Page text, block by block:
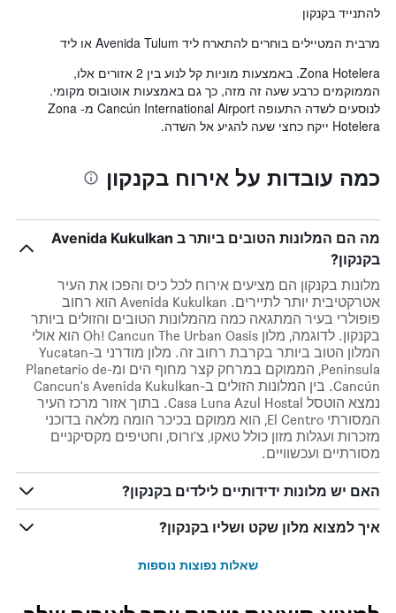
להתנייד בקנקון
מרבית המטיילים בוחרים להתארח ליד Avenida Tulum או ליד
Zona Hotelera. באמצעות מוניות קל לנוע בין 2 אזורים אלו,
הממוקמים כרבע שעה זה מזה, כך גם באמצעות אוטובוס מקומי.
לנוסעים לשדה התעופה Cancún International Airport מ- Zona
Hotelera ייקח כחצי שעה להגיע אל השדה.
כמה עובדות על אירוח בקנקון
מה הם המלונות הטובים ביותר ב Avenida Kukulkan
בקנקון?
מלונות בקנקון הם מציעים אירוח לכל כיס והפכו את העיר
אטרקטיבית יותר לתיירים. Avenida Kukulkan הוא רחוב
פופולרי בעיר המתגאה כמה מהמלונות הטובים והזולים ביותר
בקנקון. לדוגמה, מלון Oh! Cancun The Urban Oasis הוא אולי
המלון הטוב ביותר בקרבת רחוב זה. מלון מודרני ב-Yucatan
Peninsula, הממוקם במרחק קצר מחוף הים ומ-Planetario de
Cancún. בין המלונות הזולים ב-Cancun's Avenida Kukulkan
נמצא הוטסל Casa Luna Azul Hostal. בתוך אזור מרכז העיר
המסורתי El Centro, הוא ממוקם בכיכר הומה מלאה בדוכני
מזכרות ועגלות מזון כולל טאקו, צ'ורוס, וחטיפים מקסיקניים
מסורתיים ועכשוויים.
האם יש מלונות ידידותיים לילדים בקנקון?
איך למצוא מלון שקט ושליו בקנקון?
שאלות נפוצות נוספות